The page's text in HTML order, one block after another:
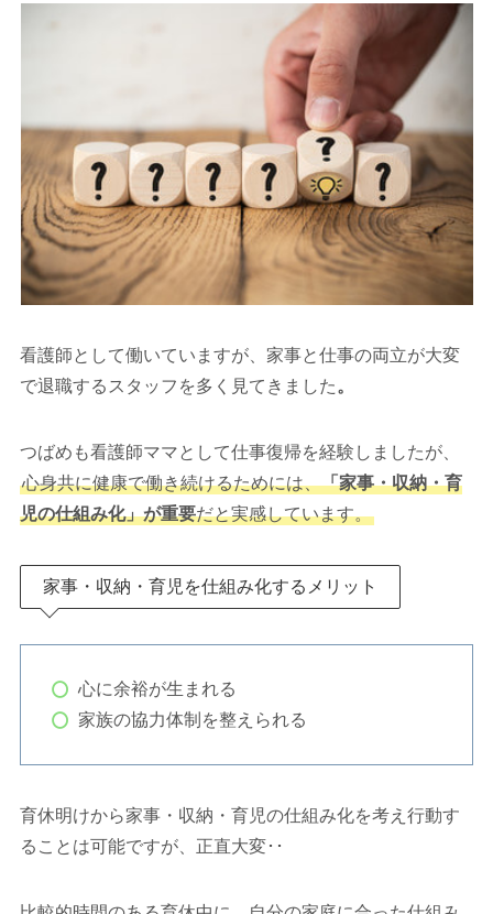
看護師として働いていますが、家事と仕事の両立が大変
で退職するスタッフを多く見てきました。
つばめも看護師ママとして仕事復帰を経験しましたが、
心身共に健康で働き続けるためには、「家事・収納・育
児の仕組み化」が重要だと実感しています。
家事・収納・育児を仕組み化するメリット
心に余裕が生まれる
家族の協力体制を整えられる
育休明けから家事・収納・育児の仕組み化を考え行動す
ることは可能ですが、正直大変･･